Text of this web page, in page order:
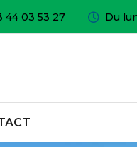
44 03 53 27 Du